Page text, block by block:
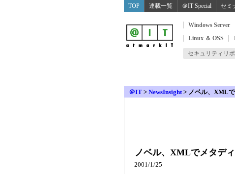
TOP 連載一覧 ＠IT Special セミ
Windows Server
Linux ＆ OSS
セキュリティリ
＠IT > NewsInsight> ノベル、XML
ノベル、XMLでメタデ
2001/1/25